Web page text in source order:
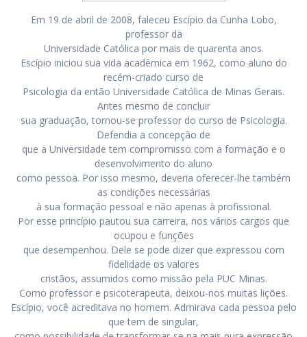
Em 19 de abril de 2008, faleceu Escípio da Cunha Lobo,
professor da
Universidade Católica por mais de quarenta anos.
Escípio iniciou sua vida acadêmica em 1962, como aluno do
recém-criado curso de
Psicologia da então Universidade Católica de Minas Gerais.
Antes mesmo de concluir
sua graduação, tornou-se professor do curso de Psicologia.
Defendia a concepção de
que a Universidade tem compromisso com a formação e o
desenvolvimento do aluno
como pessoa. Por isso mesmo, deveria oferecer-lhe também
as condições necessárias
à sua formação pessoal e não apenas à profissional.
Por esse princípio pautou sua carreira, nos vários cargos que
ocupou e funções
que desempenhou. Dele se pode dizer que expressou com
fidelidade os valores
cristãos, assumidos como missão pela PUC Minas.
Como professor e psicoterapeuta, deixou-nos muitas lições.
Escípio, você acreditava no homem. Admirava cada pessoa pelo
que tem de singular,